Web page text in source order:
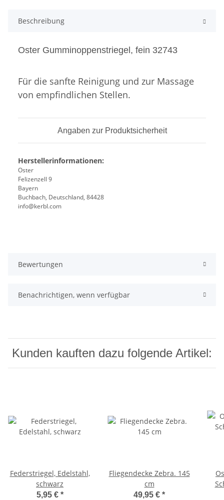
Beschreibung
Oster Gumminoppenstriegel, fein 32743
Für die sanfte Reinigung und zur Massage
von empfindlichen Stellen.
Angaben zur Produktsicherheit
Herstellerinformationen:
Oster
Felizenzell 9
Bayern
Buchbach, Deutschland, 84428
info@kerbl.com
Bewertungen
Benachrichtigen, wenn verfügbar
Kunden kauften dazu folgende Artikel:
Federstriegel, Edelstahl,
schwarz
5,95 € *
Fliegendecke Zebra. 145
cm
49,95 € *